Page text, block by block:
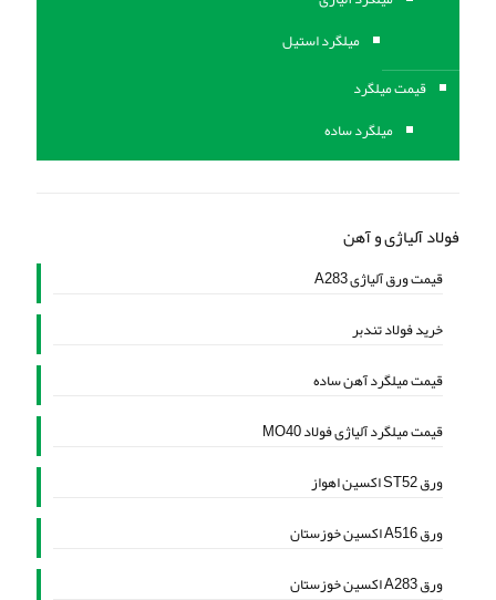
میلگرد استیل
قیمت میلگرد
میلگرد ساده
فولاد آلیاژی و آهن
قیمت ورق آلیاژی A283
خرید فولاد تندبر
قیمت میلگرد آهن ساده
قیمت میلگرد آلیاژی فولاد MO40
ورق ST52 اکسین اهواز
ورق A516 اکسین خوزستان
ورق A283 اکسین خوزستان